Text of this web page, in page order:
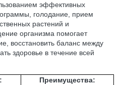
эффективных
голодание, прием
растений и
организма помогает
восстановить баланс между
здоровье в течение всей
Преимущества: